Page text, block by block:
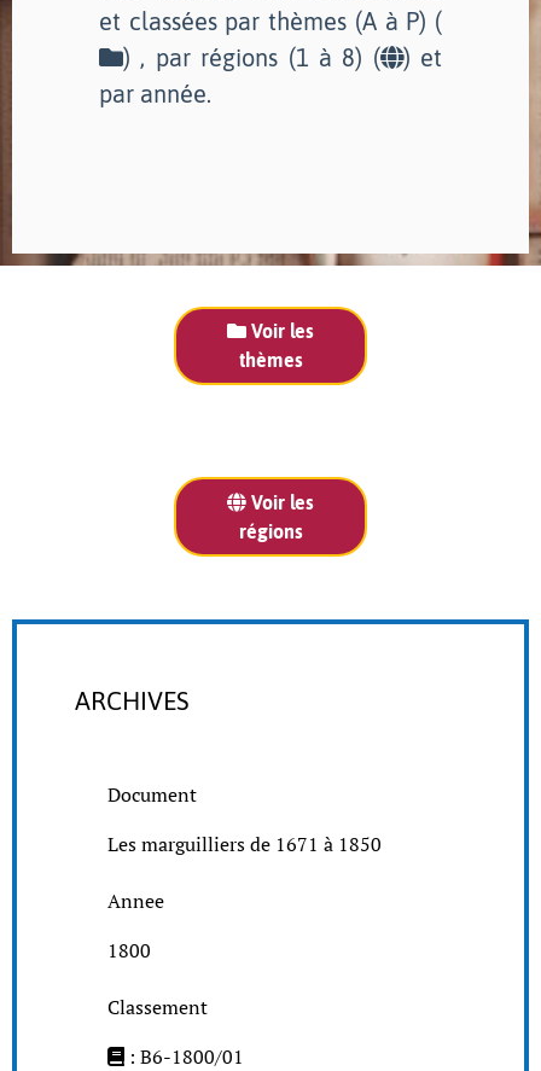
et classées par thèmes (A à P) (
) , par régions (1 à 8) (
) et
par année.
Voir les
thèmes
Voir les
régions
ARCHIVES
Document
Les marguilliers de 1671 à 1850
Annee
1800
Classement
: B6-1800/01